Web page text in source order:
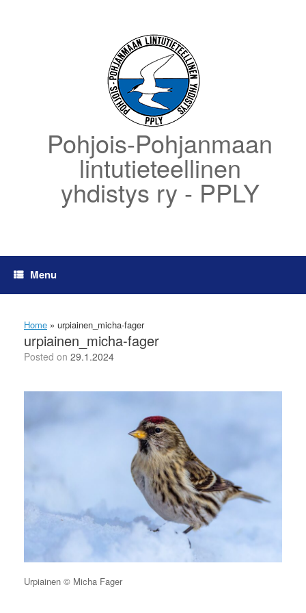
Pohjois-Pohjanmaan
lintutieteellinen
yhdistys ry - PPLY
Menu
Home » urpiainen_micha-fager
urpiainen_micha-fager
Posted on 29.1.2024
Urpiainen © Micha Fager